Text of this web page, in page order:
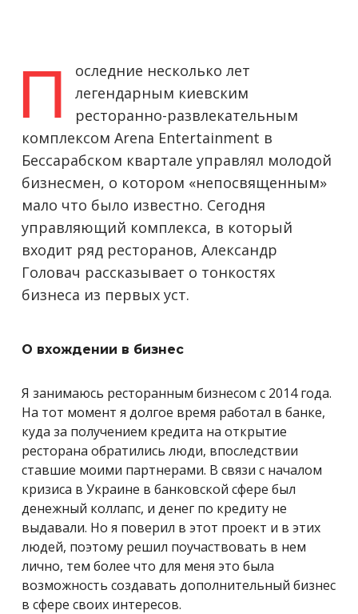
П
оследние несколько лет
легендарным киевским
ресторанно-развлекательным
комплексом Arena Entertainment в
Бессарабском квартале управлял молодой
бизнесмен, о котором «непосвященным»
мало что было известно. Сегодня
управляющий комплекса, в который
входит ряд ресторанов, Александр
Головач рассказывает о тонкостях
бизнеса из первых уст.
О вхождении в бизнес
Я занимаюсь ресторанным бизнесом с 2014 года.
На тот момент я долгое время работал в банке,
куда за получением кредита на открытие
ресторана обратились люди, впоследствии
ставшие моими партнерами. В связи с началом
кризиса в Украине в банковской сфере был
денежный коллапс, и денег по кредиту не
выдавали. Но я поверил в этот проект и в этих
людей, поэтому решил поучаствовать в нем
лично, тем более что для меня это была
возможность создавать дополнительный бизнес
в сфере своих интересов.